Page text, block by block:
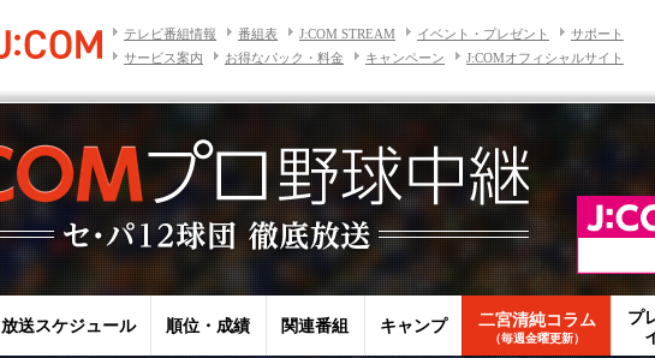
テレビ番組情報 番組表 J:COM STREAM イベント・プレゼント
サポート
サービス案内
お得なパック・料金 キャンペーン J:COMオフィシャルサイト
放送スケジュール 順位・成績 関連番組 キャンプ 二宮清純コラム
（毎週金曜更新）
プ